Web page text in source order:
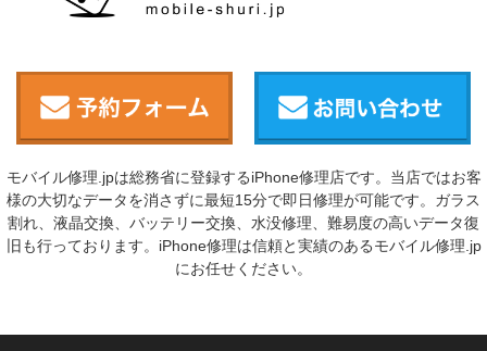
モバイル修理.jpは総務省に登録するiPhone修理店です。当店ではお客
様の大切なデータを消さずに最短15分で即日修理が可能です。ガラス
割れ、液晶交換、バッテリー交換、水没修理、難易度の高いデータ復
旧も行っております。iPhone修理は信頼と実績のあるモバイル修理.jp
にお任せください。